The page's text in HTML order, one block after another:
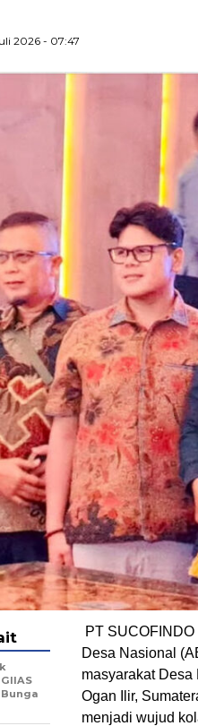
2026 - 07:47
PT
Desa Nasional
masyarakat
Ogan Ilir,
menjadi wujud